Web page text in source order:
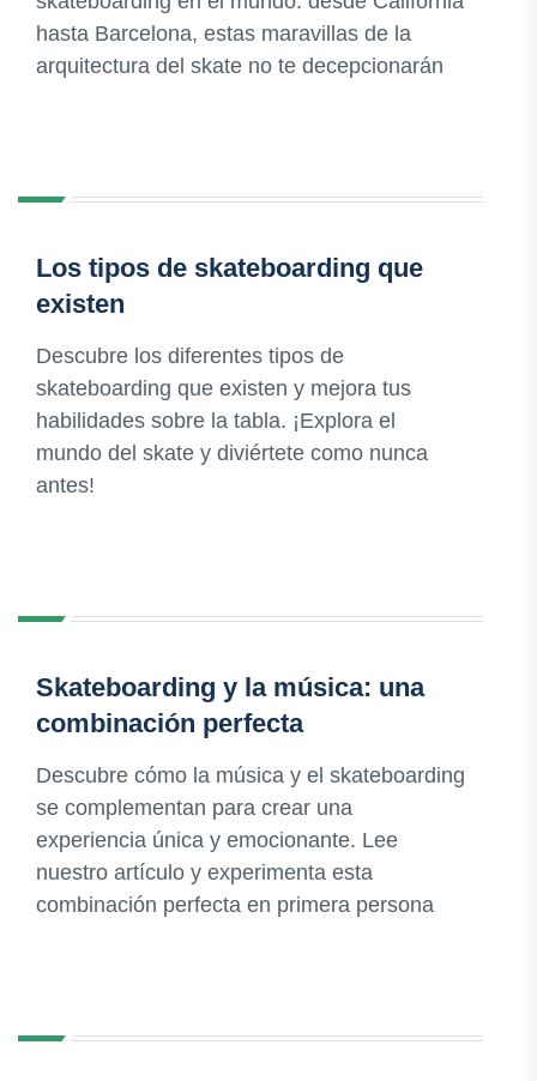
hasta Barcelona, estas maravillas de la
arquitectura del skate no te decepcionarán
Los tipos de skateboarding que
existen
Descubre los diferentes tipos de
skateboarding que existen y mejora tus
habilidades sobre la tabla. ¡Explora el
mundo del skate y diviértete como nunca
antes!
Skateboarding y la música: una
combinación perfecta
Descubre cómo la música y el skateboarding
se complementan para crear una
experiencia única y emocionante. Lee
nuestro artículo y experimenta esta
combinación perfecta en primera persona